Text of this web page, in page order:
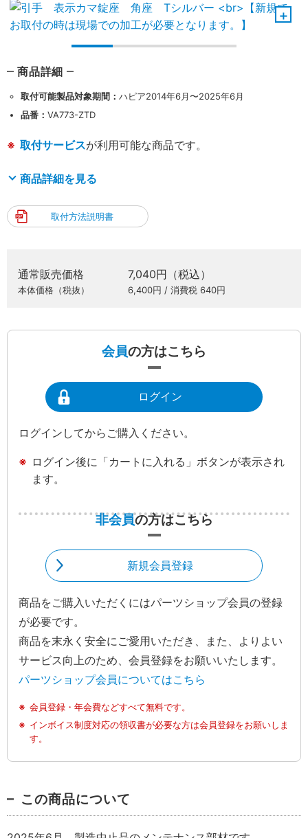
商品詳細
取付可能製品対象期間： ハピア2014年6月〜2025年6月
品番： VA773-ZTD
取付サービスが利用可能な商品です。
商品詳細を見る
取付方法説明書
通常販売価格 7,040円（税込）
本体価格（税抜） 6,400円 / 消費税 640円
会員の方はこちら
ログイン
ログインしてからご購入ください。
ログイン後に「カートに入れる」ボタンが表示され
ます。
非会員の方はこちら
新規会員登録
商品をご購入いただくにはパーツショップ会員の登録
が必要です。
商品を末永く安全にご愛用いただき、また、よりよい
サービス向上のため、会員登録をお願いいたします。
パーツショップ会員についてはこちら
会員登録・年会費などすべて無料です。
インボイス制度対応の領収書が必要な方は会員登録をお願いしま
す。
この商品について